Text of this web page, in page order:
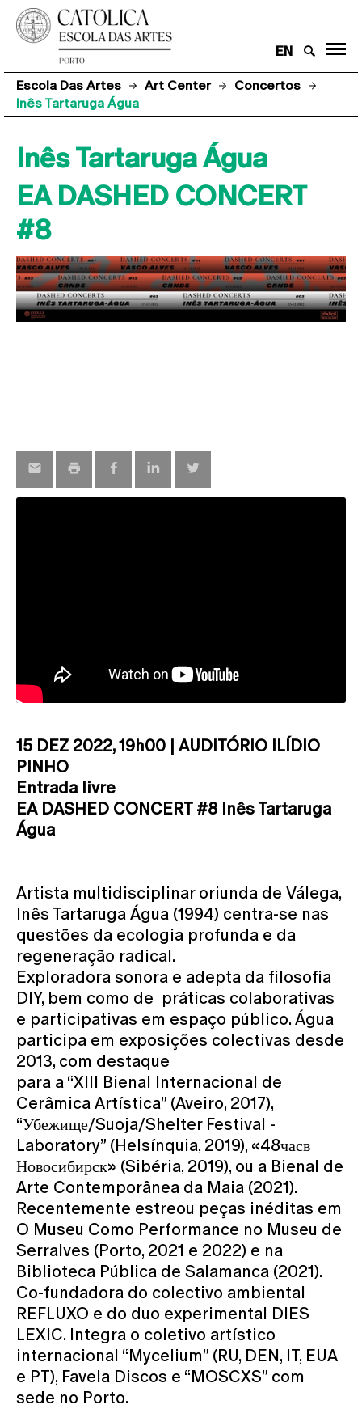
EN
Escola Das Artes Art Center
Concertos
Inês Tartaruga Água
Inês Tartaruga Água
EA DASHED CONCERT
#8
15 DEZ 2022, 19h00 | AUDITÓRIO ILÍDIO
PINHO
Entrada livre
EA DASHED CONCERT #8 Inês Tartaruga
Água
Artista multidisciplinar oriunda de Válega,
Inês Tartaruga Água (1994) centra-se nas
questões da ecologia profunda e da
regeneração radical.
Exploradora sonora e adepta da filosofia
DIY, bem como de práticas colaborativas
e participativas em espaço público. Água
participa em exposições colectivas desde
2013, com destaque
para a “XIII Bienal Internacional de
Cerâmica Artística” (Aveiro, 2017),
“Убежище/Suoja/Shelter Festival -
Laboratory” (Helsínquia, 2019), «48часв
Новосибирск» (Sibéria, 2019), ou a Bienal de
Arte Contemporânea da Maia (2021).
Recentemente estreou peças inéditas em
O Museu Como Performance no Museu de
Serralves (Porto, 2021 e 2022) e na
Biblioteca Pública de Salamanca (2021).
Co-fundadora do colectivo ambiental
REFLUXO e do duo experimental DIES
LEXIC. Integra o coletivo artístico
internacional “Mycelium” (RU, DEN, IT, EUA
e PT), Favela Discos e “MOSCXS” com
sede no Porto.